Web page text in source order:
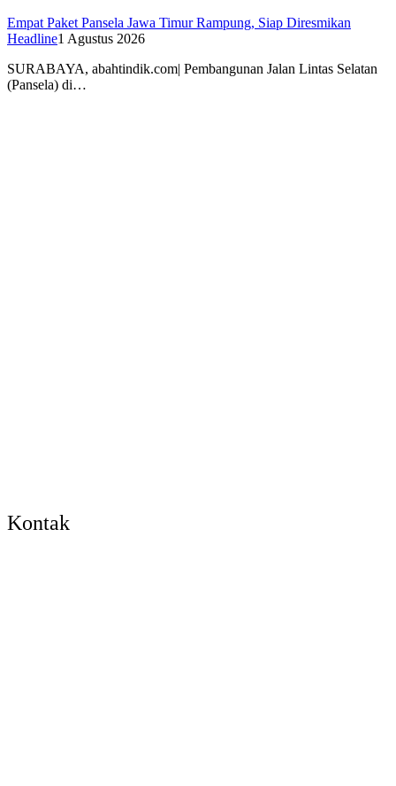
Empat Paket Pansela Jawa Timur Rampung, Siap Diresmikan
Headline1 Agustus 2026
SURABAYA, abahtindik.com| Pembangunan Jalan Lintas Selatan
(Pansela) di…
Kontak